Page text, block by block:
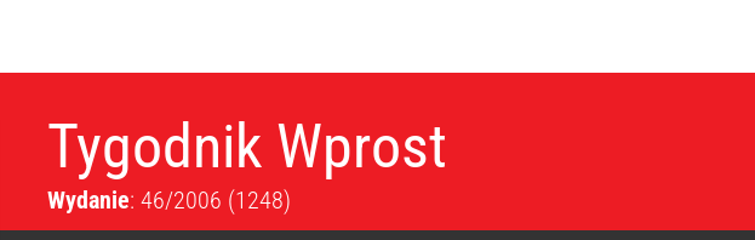
Tygodnik Wprost
Wydanie: 46/2006 (1248)